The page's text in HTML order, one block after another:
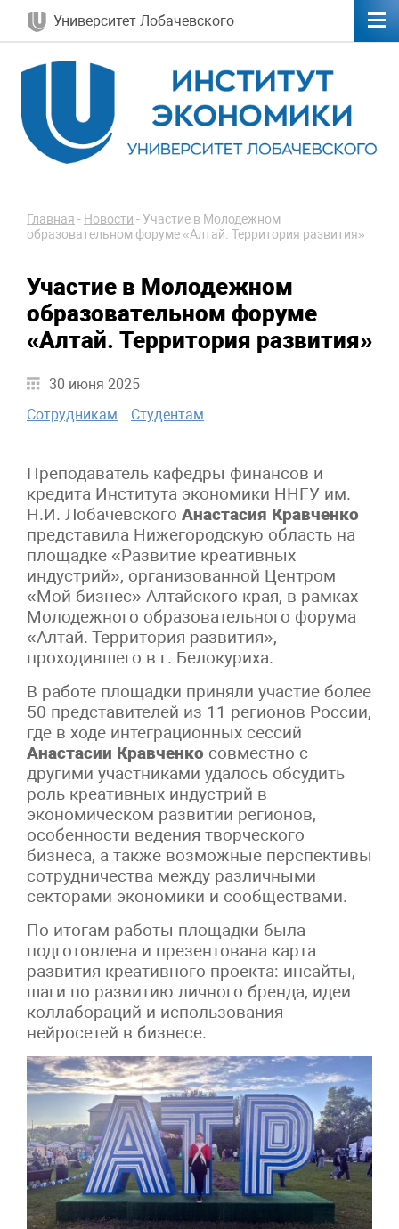
Университет Лобачевского
Главная - Новости - Участие в Молодежном
образовательном форуме «Алтай. Территория развития»
Участие в Молодежном
образовательном форуме
«Алтай. Территория развития»
30 июня 2025
Сотрудникам
Студентам
Преподаватель кафедры финансов и
кредита Института экономики ННГУ им.
Н.И. Лобачевского Анастасия Кравченко
представила Нижегородскую область на
площадке «Развитие креативных
индустрий», организованной Центром
«Мой бизнес» Алтайского края, в рамках
Молодежного образовательного форума
«Алтай. Территория развития»,
проходившего в г. Белокуриха.
В работе площадки приняли участие более
50 представителей из 11 регионов России,
где в ходе интеграционных сессий
Анастасии Кравченко совместно с
другими участниками удалось обсудить
роль креативных индустрий в
экономическом развитии регионов,
особенности ведения творческого
бизнеса, а также возможные перспективы
сотрудничества между различными
секторами экономики и сообществами.
По итогам работы площадки была
подготовлена и презентована карта
развития креативного проекта: инсайты,
шаги по развитию личного бренда, идеи
коллабораций и использования
нейросетей в бизнесе.